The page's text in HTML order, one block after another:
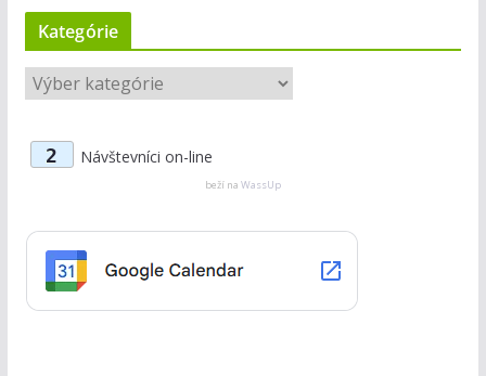
Kategórie
K
a
e
r
2 Návštevníci on-line
beží na WassUp